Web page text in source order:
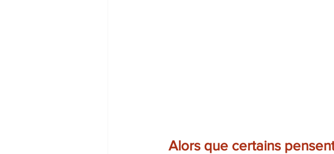
Alors que certains